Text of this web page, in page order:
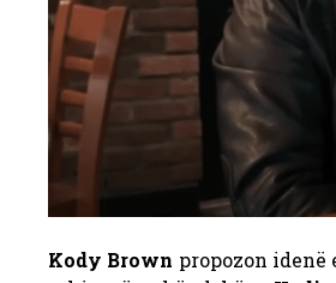
Kody Brown propozon idenë